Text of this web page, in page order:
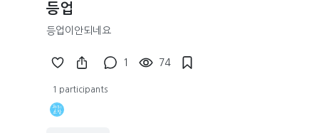
등업
등업이안되네요
1 74
1 participants